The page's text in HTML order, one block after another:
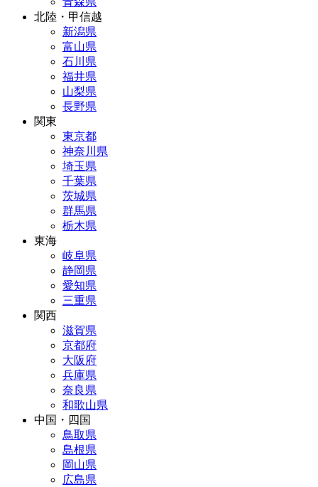
北陸・甲信越
新潟県
富山県
石川県
福井県
山梨県
長野県
関東
東京都
神奈川県
埼玉県
千葉県
茨城県
群馬県
栃木県
東海
岐阜県
静岡県
愛知県
三重県
関西
滋賀県
京都府
大阪府
兵庫県
奈良県
和歌山県
中国・四国
鳥取県
島根県
岡山県
広島県